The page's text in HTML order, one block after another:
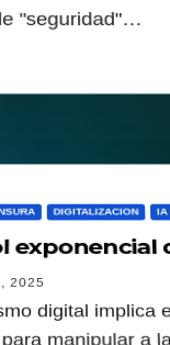
"seguridad"…
DIGITALIZACION IA
exponencial
2025
digital implica
manipular a